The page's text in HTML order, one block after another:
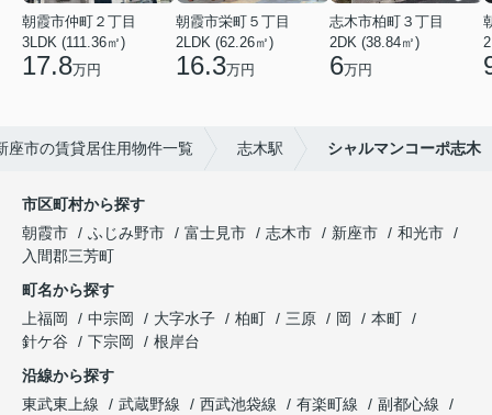
朝霞市仲町２丁目
3LDK (111.36㎡)
17.8万円
朝霞市栄町５丁目
2LDK (62.26㎡)
16.3万円
志木市柏町３丁目
2DK (38.84㎡)
6万円
座市の賃貸居住用物件一覧 志木駅 シャルマンコーポ志木
市区町村から探す
朝霞市
ふじみ野市 富士見市 志木市 新座市
和光市
入間郡三芳町
町名から探す
上福岡
中宗岡 大字水子 柏町 三原 岡
本町
針ケ谷
下宗岡
根岸台
沿線から探す
東武東上線
武蔵野線 西武池袋線 有楽町線
副都心線